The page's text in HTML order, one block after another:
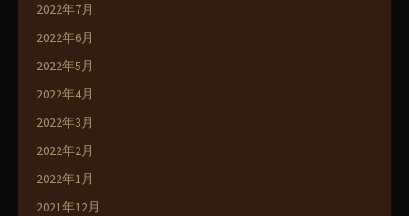
2022年7月
2022年6月
2022年5月
2022年4月
2022年3月
2022年2月
2022年1月
2021年12月